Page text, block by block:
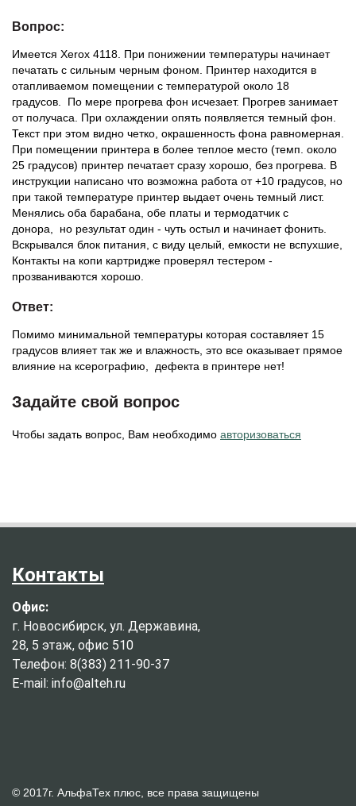
Вопрос:
Имеется Xerox 4118. При понижении температуры начинает
печатать с сильным черным фоном. Принтер находится в
отапливаемом помещении с температурой около 18
градусов. По мере прогрева фон исчезает. Прогрев занимает
от получаса. При охлаждении опять появляется темный фон.
Текст при этом видно четко, окрашенность фона равномерная.
При помещении принтера в более теплое место (темп. около
25 градусов) принтер печатает сразу хорошо, без прогрева. В
инструкции написано что возможна работа от +10 градусов, но
при такой температуре принтер выдает очень темный лист.
Менялись оба барабана, обе платы и термодатчик с
донора, но результат один - чуть остыл и начинает фонить.
Вскрывался блок питания, с виду целый, емкости не вспухшие,
Контакты на копи картридже проверял тестером -
прозваниваются хорошо.
Ответ:
Помимо минимальной температуры которая составляет 15
градусов влияет так же и влажность, это все оказывает прямое
влияние на ксерографию, дефекта в принтере нет!
Задайте свой вопрос
Чтобы задать вопрос, Вам необходимо авторизоваться
Контакты
Офис:
г. Новосибирск, ул. Державина,
28, 5 этаж, офис 510
Телефон: 8(383) 211-90-37
E-mail: info@alteh.ru
© 2017г. АльфаТех плюс, все права защищены